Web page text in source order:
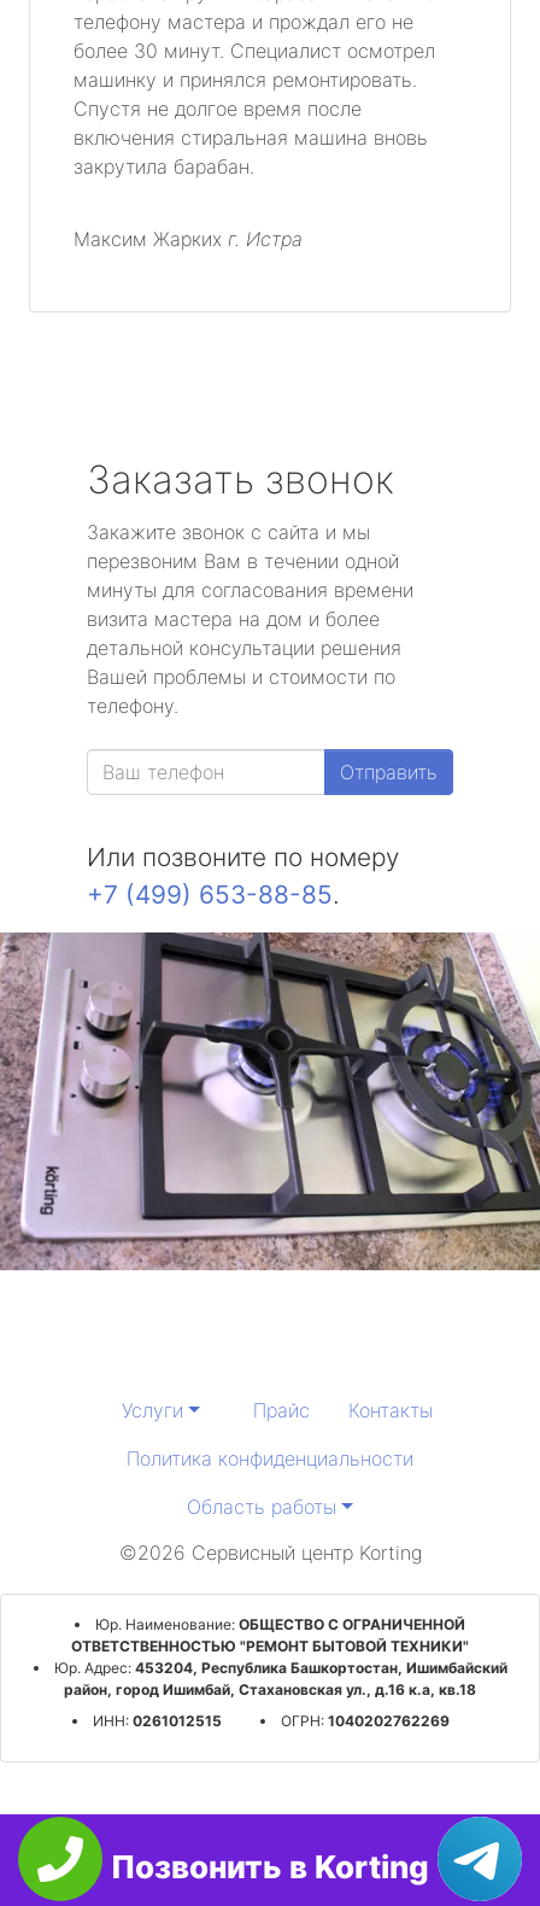
телефону мастера и прождал его не
более 30 минут. Специалист осмотрел
машинку и принялся ремонтировать.
Спустя не долгое время после
включения стиральная машина вновь
закрутила барабан.
Максим Жарких г. Истра
Заказать звонок
Закажите звонок с сайта и мы
перезвоним Вам в течении одной
минуты для согласования времени
визита мастера на дом и более
детальной консультации решения
Вашей проблемы и стоимости по
телефону.
Отправить
Или позвоните по номеру
+7 (499) 653-88-85.
Услуги Прайс
Контакты
Политика конфиденциальности
Область работы
©2026 Сервисный центр Korting
Юр. Наименование: ОБЩЕСТВО С ОГРАНИЧЕННОЙ
ОТВЕТСТВЕННОСТЬЮ "РЕМОНТ БЫТОВОЙ ТЕХНИКИ"
Юр. Адрес:453204, Республика Башкортостан, Ишимбайский
район, город Ишимбай, Стахановская ул., д.16 к.а, кв.18
ИНН:0261012515 ОГРН:1040202762269
Позвонить в Korting